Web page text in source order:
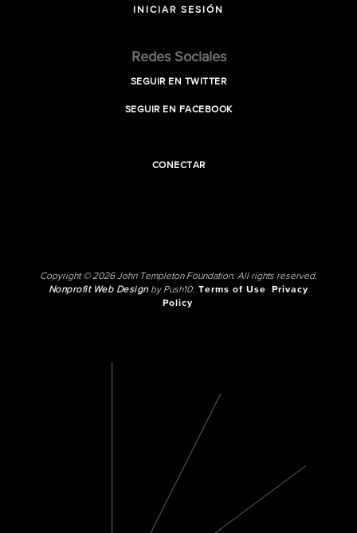
INICIAR SESIÓN
Redes Sociales
SEGUIR EN TWITTER
SEGUIR EN FACEBOOK
CONECTAR
Copyright © 2026 John Templeton Foundation. All rights reserved.
Nonprofit Web Designby Push10. Terms of Use
Privacy
Policy